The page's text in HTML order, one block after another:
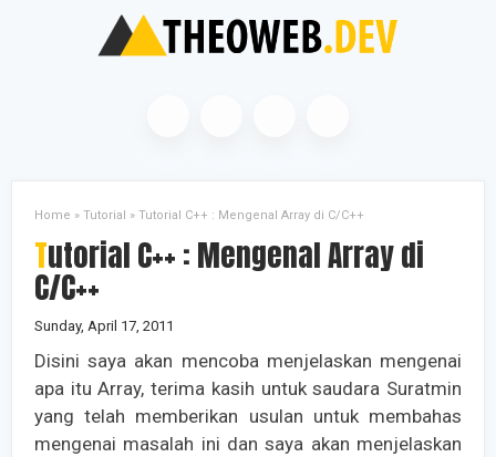
Home » Tutorial » Tutorial C++ : Mengenal Array di C/C++
Tutorial C++ : Mengenal Array di
C/C++
Sunday, April 17, 2011
Disini saya akan mencoba menjelaskan mengenai
apa itu Array, terima kasih untuk saudara Suratmin
yang telah memberikan usulan untuk membahas
mengenai masalah ini dan saya akan menjelaskan